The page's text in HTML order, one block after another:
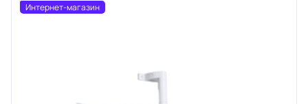
Интернет-магазин